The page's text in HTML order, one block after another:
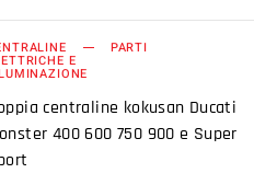
PARTI
E
centraline kokusan Ducati
400 600 750 900 e Super